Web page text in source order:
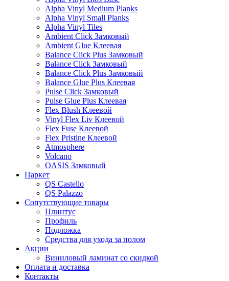
Alpha Vinyl Medium Planks
Alpha Vinyl Small Planks
Alpha Vinyl Tiles
Ambient Click Замковый
Ambient Glue Клеевая
Balance Click Plus Замковый
Balance Click Замковый
Balance Click Plus Замковый
Balance Glue Plus Клеевая
Pulse Click Замковый
Pulse Glue Plus Клеевая
Flex Blush Клеевой
Vinyl Flex Liv Клеевой
Flex Fuse Клеевой
Flex Pristine Клеевой
Atmosphere
Volcano
OASIS Замковый
Паркет
QS Castello
QS Palazzo
Сопутствующие товары
Плинтус
Профиль
Подложка
Средства для ухода за полом
Акции
Виниловый ламинат со скидкой
Оплата и доставка
Контакты